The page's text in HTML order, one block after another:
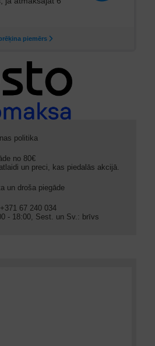
politika
no 80€
un preci, kas piedalās akcijā.
un droša piegāde
67 240 034
- 18:00, Sest. un Sv.: brīvs